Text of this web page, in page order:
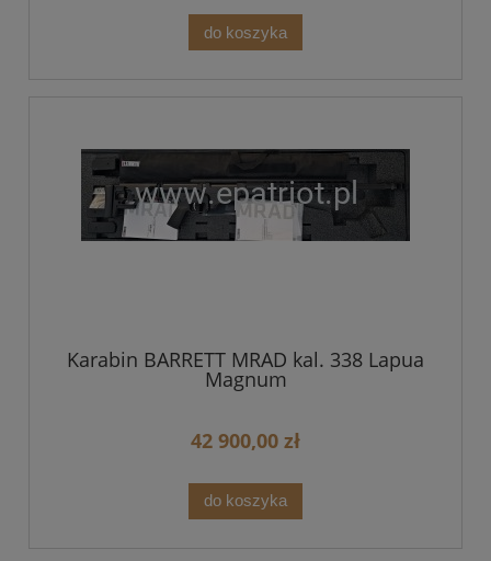
do koszyka
Karabin BARRETT MRAD kal. 338 Lapua
Magnum
42 900,00 zł
do koszyka